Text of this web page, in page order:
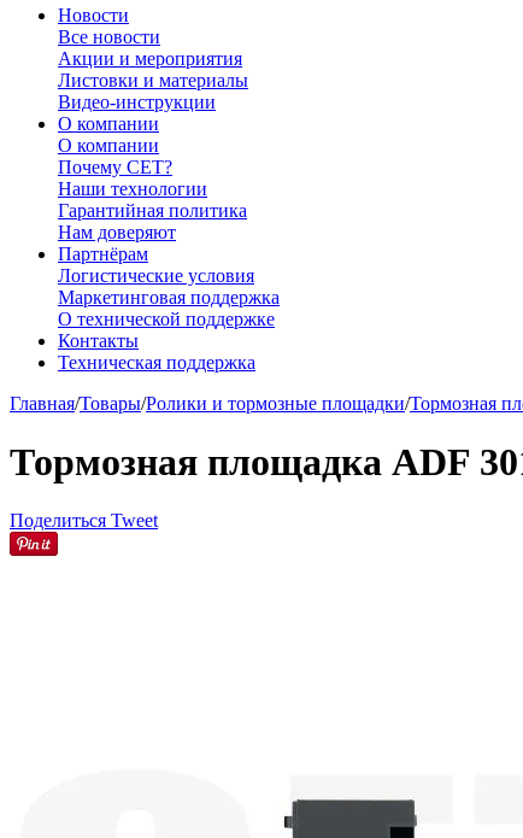
Новости
Все новости
Акции и мероприятия
Листовки и материалы
Видео-инструкции
О компании
О компании
Почему CET?
Наши технологии
Гарантийная политика
Нам доверяют
Партнёрам
Логистические условия
Маркетинговая поддержка
О технической поддержке
Контакты
Техническая поддержка
Главная/Товары/Ролики и тормозные площадки/Тормозная
Тормозная площадка ADF
Поделиться Tweet